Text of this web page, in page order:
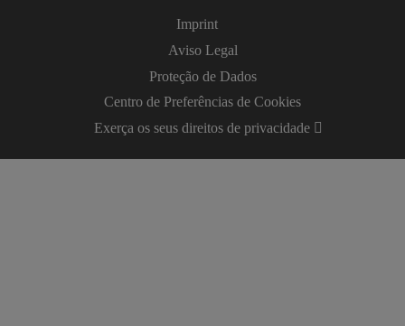
Imprint
Aviso Legal
Proteção de Dados
Centro de Preferências de Cookies
Exerça os seus direitos de privacidade